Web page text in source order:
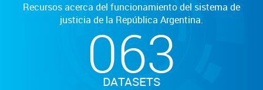
Recursos acerca del funcionamiento del sistema de
justicia de la República Argentina.
063
DATASETS